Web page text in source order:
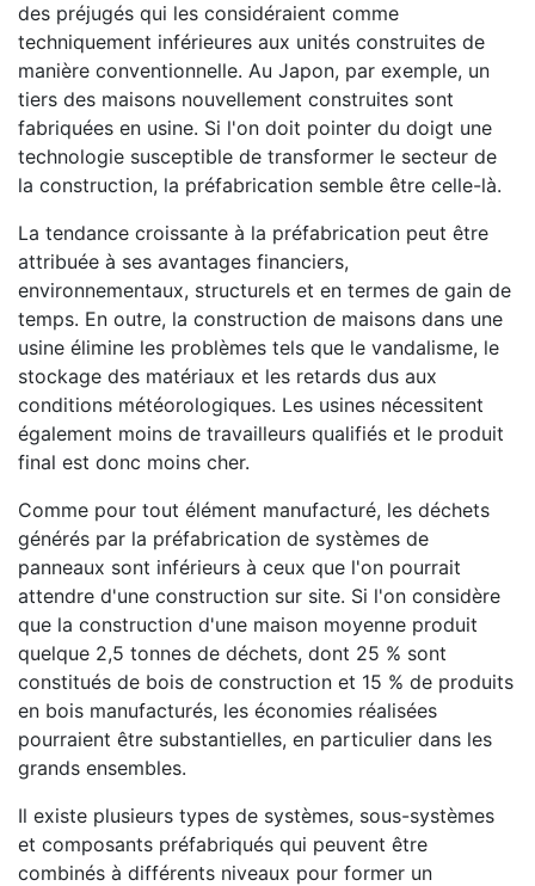
des préjugés qui les considéraient comme
techniquement inférieures aux unités construites de
manière conventionnelle. Au Japon, par exemple, un
tiers des maisons nouvellement construites sont
fabriquées en usine. Si l'on doit pointer du doigt une
technologie susceptible de transformer le secteur de
la construction, la préfabrication semble être celle-là.
La tendance croissante à la préfabrication peut être
attribuée à ses avantages financiers,
environnementaux, structurels et en termes de gain de
temps. En outre, la construction de maisons dans une
usine élimine les problèmes tels que le vandalisme, le
stockage des matériaux et les retards dus aux
conditions météorologiques. Les usines nécessitent
également moins de travailleurs qualifiés et le produit
final est donc moins cher.
Comme pour tout élément manufacturé, les déchets
générés par la préfabrication de systèmes de
panneaux sont inférieurs à ceux que l'on pourrait
attendre d'une construction sur site. Si l'on considère
que la construction d'une maison moyenne produit
quelque 2,5 tonnes de déchets, dont 25 % sont
constitués de bois de construction et 15 % de produits
en bois manufacturés, les économies réalisées
pourraient être substantielles, en particulier dans les
grands ensembles.
Il existe plusieurs types de systèmes, sous-systèmes
et composants préfabriqués qui peuvent être
combinés à différents niveaux pour former un